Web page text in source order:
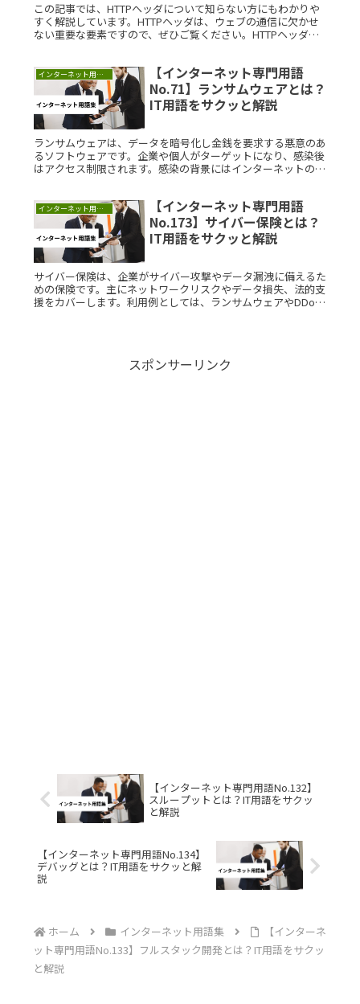
この記事では、HTTPヘッダについて知らない方にもわかりや
すく解説しています。HTTPヘッダは、ウェブの通信に欠かせ
ない重要な要素ですので、ぜひご覧ください。HTTPヘッダと
インターネット用語集
【インターネット専門用語
No.71】ランサムウェアとは？
IT用語をサクッと解説
ランサムウェアは、データを暗号化し金銭を要求する悪意のあ
るソフトウェアです。企業や個人がターゲットになり、感染後
はアクセス制限されます。感染の背景にはインターネットの普
スクを減らし、データを守ることができます。
インターネット用語集
【インターネット専門用語
No.173】サイバー保険とは？
IT用語をサクッと解説
サイバー保険は、企業がサイバー攻撃やデータ漏洩に備えるた
めの保険です。主にネットワークリスクやデータ損失、法的支
援をカバーします。利用例としては、ランサムウェアやDDoS
スポンサーリンク
【インターネット専門用語No.132】
スループットとは？IT用語をサクッ
と解説
【インターネット専門用語No.134】
デバッグとは？IT用語をサクッと解
説
ホーム インターネット用語集
【インターネ
ット専門用語No.133】フルスタック開発とは？IT用語をサクッ
と解説